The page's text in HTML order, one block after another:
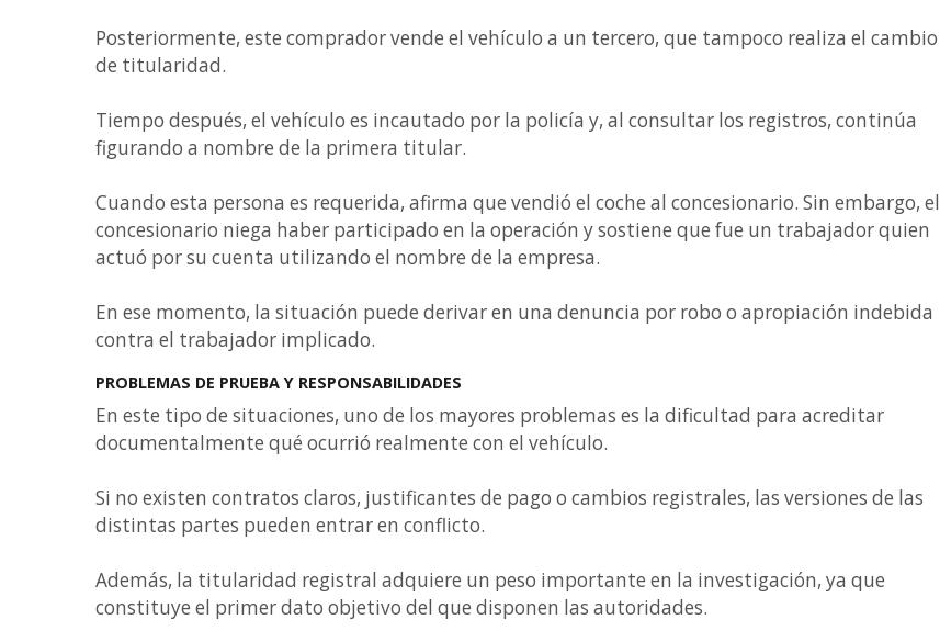
Posteriormente, este comprador vende el vehículo a un tercero, que tampoco realiza el cambio
de titularidad.
Tiempo después, el vehículo es incautado por la policía y, al consultar los registros, continúa
figurando a nombre de la primera titular.
Cuando esta persona es requerida, afirma que vendió el coche al concesionario. Sin embargo, el
concesionario niega haber participado en la operación y sostiene que fue un trabajador quien
actuó por su cuenta utilizando el nombre de la empresa.
En ese momento, la situación puede derivar en una denuncia por robo o apropiación indebida
contra el trabajador implicado.
PROBLEMAS DE PRUEBA Y RESPONSABILIDADES
En este tipo de situaciones, uno de los mayores problemas es la dificultad para acreditar
documentalmente qué ocurrió realmente con el vehículo.
Si no existen contratos claros, justificantes de pago o cambios registrales, las versiones de las
distintas partes pueden entrar en conflicto.
Además, la titularidad registral adquiere un peso importante en la investigación, ya que
constituye el primer dato objetivo del que disponen las autoridades.